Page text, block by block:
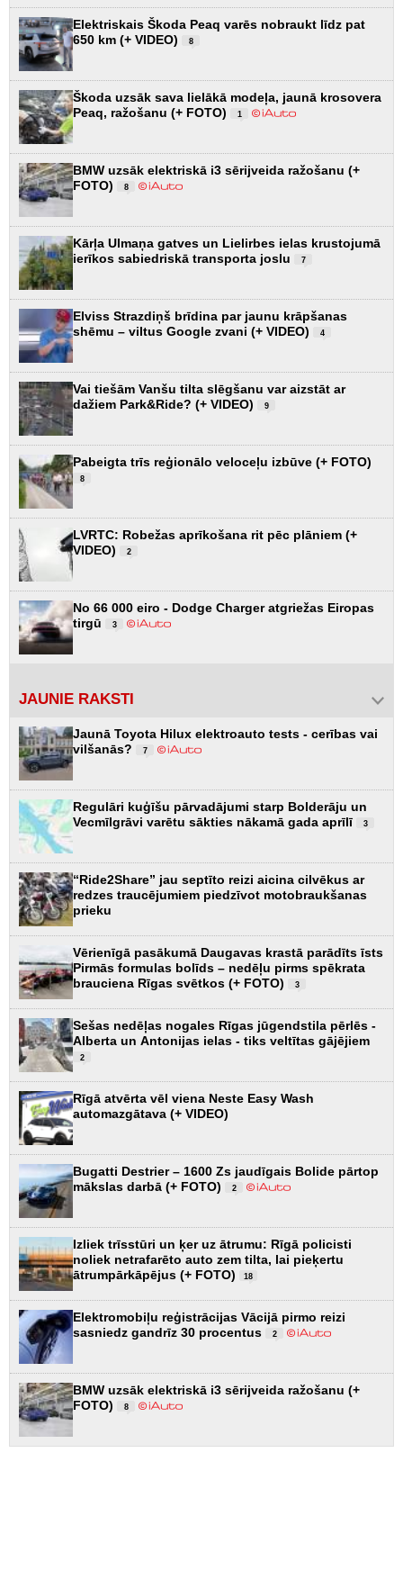
Elektriskais Škoda Peaq varēs nobraukt līdz pat
650 km (+ VIDEO)
8
Škoda uzsāk sava lielākā modeļa, jaunā krosovera
Peaq, ražošanu (+ FOTO)
1
BMW uzsāk elektriskā i3 sērijveida ražošanu (+
FOTO)
8
Kārļa Ulmaņa gatves un Lielirbes ielas krustojumā
ierīkos sabiedriskā transporta joslu
7
Elviss Strazdiņš brīdina par jaunu krāpšanas
shēmu – viltus Google zvani (+ VIDEO)
4
Vai tiešām Vanšu tilta slēgšanu var aizstāt ar
dažiem Park&Ride? (+ VIDEO)
9
Pabeigta trīs reģionālo veloceļu izbūve (+ FOTO)
8
LVRTC: Robežas aprīkošana rit pēc plāniem (+
VIDEO)
2
No 66 000 eiro - Dodge Charger atgriežas Eiropas
tirgū
3
JAUNIE RAKSTI
Jaunā Toyota Hilux elektroauto tests - cerības vai
vilšanās?
7
Regulāri kuģīšu pārvadājumi starp Bolderāju un
Vecmīlgrāvi varētu sākties nākamā gada aprīlī
3
“Ride2Share” jau septīto reizi aicina cilvēkus ar
redzes traucējumiem piedzīvot motobraukšanas
prieku
Vērienīgā pasākumā Daugavas krastā parādīts īsts
Pirmās formulas bolīds – nedēļu pirms spēkrata
brauciena Rīgas svētkos (+ FOTO)
3
Sešas nedēļas nogales Rīgas jūgendstila pērlēs -
Alberta un Antonijas ielas - tiks veltītas gājējiem
2
Rīgā atvērta vēl viena Neste Easy Wash
automazgātava (+ VIDEO)
Bugatti Destrier – 1600 Zs jaudīgais Bolide pārtop
mākslas darbā (+ FOTO)
2
Izliek trīsstūri un ķer uz ātrumu: Rīgā policisti
noliek netrafarēto auto zem tilta, lai pieķertu
ātrumpārkāpējus (+ FOTO)
18
Elektromobiļu reģistrācijas Vācijā pirmo reizi
sasniedz gandrīz 30 procentus
2
BMW uzsāk elektriskā i3 sērijveida ražošanu (+
FOTO)
8